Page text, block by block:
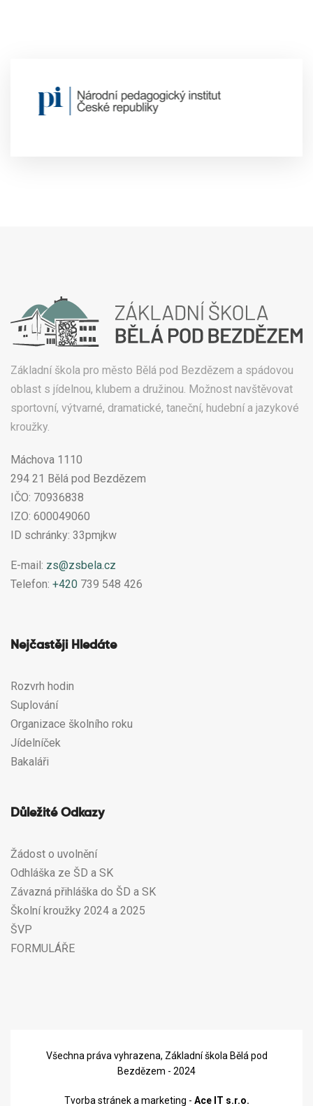
Základní škola pro město Bělá pod Bezdězem a spádovou
oblast s jídelnou, klubem a družinou. Možnost navštěvovat
sportovní, výtvarné, dramatické, taneční, hudební a jazykové
kroužky.
Máchova 1110
294 21 Bělá pod Bezdězem
IČO: 70936838
IZO: 600049060
ID schránky: 33pmjkw
E-mail: zs@zsbela.cz
Telefon: +420 739 548 426
Nejčastěji Hledáte
Rozvrh hodin
Suplování
Organizace školního roku
Jídelníček
Bakaláři
Důležité Odkazy
Žádost o uvolnění
Odhláška ze ŠD a SK
Závazná přihláška do ŠD a SK
Školní kroužky 2024 a 2025
ŠVP
FORMULÁŘE
Všechna práva vyhrazena, Základní škola Bělá pod
Bezdězem - 2024
Tvorba stránek a marketing - Ace IT s.r.o.